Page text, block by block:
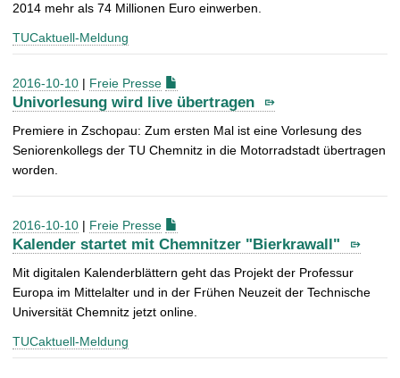
2014 mehr als 74 Millionen Euro einwerben.
TUCaktuell-Meldung
2016-10-10 | Freie Presse
Univorlesung wird live übertragen
Premiere in Zschopau: Zum ersten Mal ist eine Vorlesung des
Seniorenkollegs der TU Chemnitz in die Motorradstadt übertragen
worden.
2016-10-10 | Freie Presse
Kalender startet mit Chemnitzer "Bierkrawall"
Mit digitalen Kalenderblättern geht das Projekt der Professur
Europa im Mittelalter und in der Frühen Neuzeit der Technische
Universität Chemnitz jetzt online.
TUCaktuell-Meldung